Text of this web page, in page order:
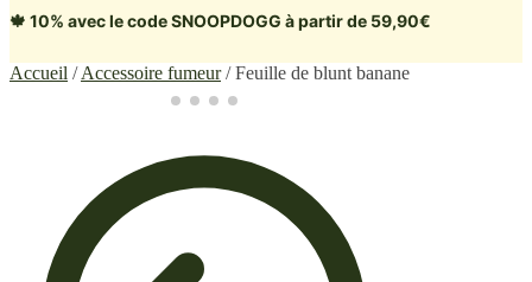
🍁 10% avec le code SNOOPDOGG à partir de 59,90€
Accueil /Accessoire fumeur/Feuille de blunt banane